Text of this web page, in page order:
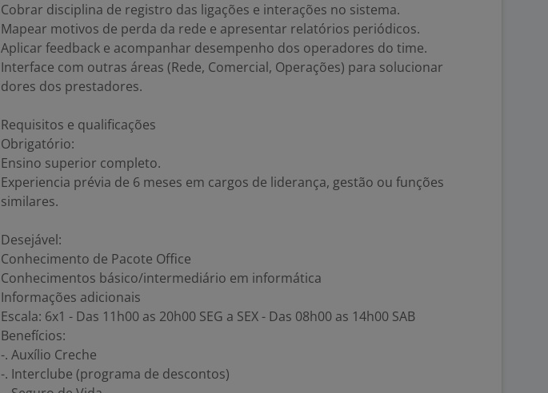
Cobrar disciplina de registro das ligações e interações no sistema.
Mapear motivos de perda da rede e apresentar relatórios periódicos.
Aplicar feedback e acompanhar desempenho dos operadores do time.
Interface com outras áreas (Rede, Comercial, Operações) para solucionar
dores dos prestadores.
Requisitos e qualificações
Obrigatório:
Ensino superior completo.
Experiencia prévia de 6 meses em cargos de liderança, gestão ou funções
similares.
Desejável:
Conhecimento de Pacote Office
Conhecimentos básico/intermediário em informática
Informações adicionais
Escala: 6x1 - Das 11h00 as 20h00 SEG a SEX - Das 08h00 as 14h00 SAB
Benefícios:
-. Auxílio Creche
-. Interclube (programa de descontos)